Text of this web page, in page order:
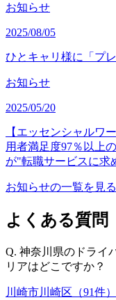
お知らせ
2025/08/05
ひとキャリ様に「プ
お知らせ
2025/05/20
【エッセンシャルワ
用者満足度97％以上
が"転職サービスに求
お知らせの一覧を見る
よくある質問
Q. 神奈川県のドライ
リアはどこですか？
川崎市川崎区（91件）